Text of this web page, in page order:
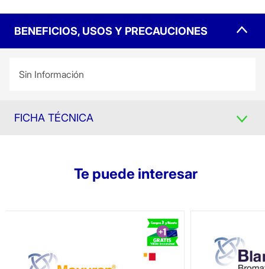
BENEFICIOS, USOS Y PRECAUCIONES
Sin Información
FICHA TÉCNICA
Te puede interesar